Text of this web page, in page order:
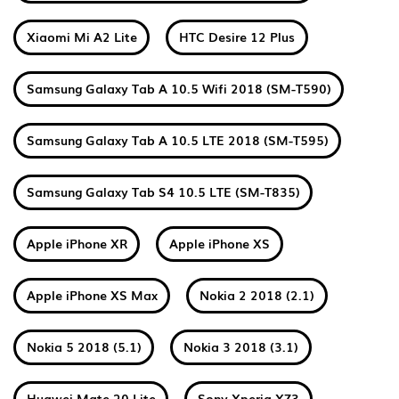
Xiaomi Mi A2 Lite HTC Desire 12 Plus
Samsung Galaxy Tab A 10.5 Wifi 2018 (SM-T590)
Samsung Galaxy Tab A 10.5 LTE 2018 (SM-T595)
Samsung Galaxy Tab S4 10.5 LTE (SM-T835)
Apple iPhone XR Apple iPhone XS
Apple iPhone XS Max Nokia 2 2018 (2.1)
Nokia 5 2018 (5.1) Nokia 3 2018 (3.1)